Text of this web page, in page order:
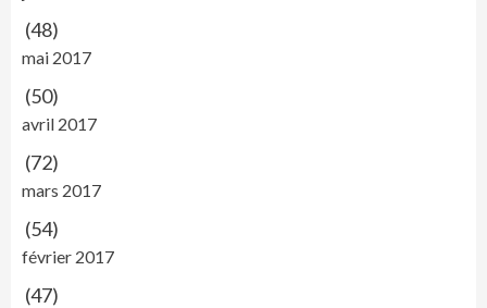
(48)
mai 2017
(50)
avril 2017
(72)
mars 2017
(54)
février 2017
(47)